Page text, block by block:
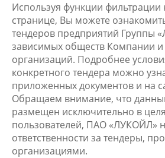
Используя функции фильтрации
странице, Вы можете
тендеров предприятий Группы
зависимых обществ Компании
организаций. Подробнее
конкретного тендера можно
приложенных документов и на
Обращаем внимание, что
размещен исключительно в
пользователей, ПАО «ЛУКОЙЛ»
ответственности за тендеры,
организациями.